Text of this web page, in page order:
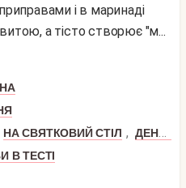
і в маринаді
а тісто створює "м...
НА СВЯТКОВИЙ СТІЛ , ДЕНЬ НАРОДЖЕННЯ
В ТЕСТІ